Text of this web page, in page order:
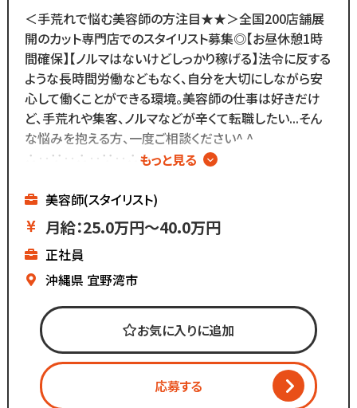
ブランクがあっても大丈夫！
数多くのスタッフ教育をしてきた
ノウハウによる安心の教育制度あり。
各店舗にベテランスタッフが
在籍しているので
分からないことがあれば
すぐに聞くことができる環境です◎
カットメニューがないので
また、担当・予約制ではなく
会話をしないスタイルなので
お客様との関係作りが苦手...
という方にもピッタリ◎
在籍しているので
分からないことがあれば
すぐに聞くことができる環境です◎
メニューはカットのみなので
難しい業務内容はありません！
また、担当・予約制ではなく
お客様とは最低限しか
会話をしないスタイルなので
お客様との関係作りが苦手...
という方にもピッタリ◎
＜手荒れで悩む美容師の方注目★★＞全国200店舗展
開のカット専門店でのスタイリスト募集◎【お昼休憩1時
間確保】【ノルマはないけどしっかり稼げる】法令に反する
ような長時間労働などもなく、自分を大切にしながら安
心して働くことができる環境。美容師の仕事は好きだけ
ど、手荒れや集客、ノルマなどが辛くて転職したい...そん
な悩みを抱える方、一度ご相談ください^ ^
∴‥∵‥∴‥∵‥∴‥
▼ノルマはないけど
基本給が高いのでしっかり稼げる
▼残業ほぼなし
▼全国200店舗展開
▼地域に愛される安心経営
「美容師の仕事は好きだけど
長時間労働＋低賃金で転職したい...」
「物価ばかり上がって
給与は上がらず生活に余裕がない」
「手荒れやノルマがキツイ」
もっと見る
美容師(スタイリスト)
月給：25.0万円～40.0万円
正社員
沖縄県 宜野湾市
お気に入りに追加
応募する